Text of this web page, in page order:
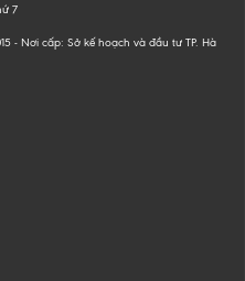
7
- Nơi cấp: Sở kế hoạch và đầu tư TP. Hà